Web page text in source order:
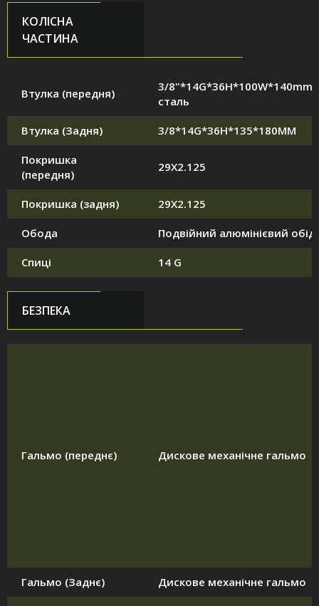
КОЛІСНА
ЧАСТИНА
Втулка (передня)
3/8"*14G*36H*100W*140mm,
сталь
Втулка (Задня) 3/8*14G*36H*135*180MM
Покришка
(передня)
29X2.125
Покришка (задня) 29X2.125
Обода Подвійний алюмінієвий обід
Спиці 14 G
БЕЗПЕКА
Гальмо (переднє) Дискове механічне гальмо
Гальмо (Заднє) Дискове механічне гальмо